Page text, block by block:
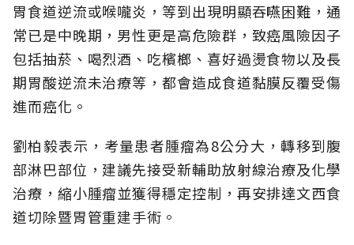
胃食道逆流或喉嚨炎，等到出現明顯吞嚥困難，通
常已是中晚期，男性更是高危險群，致癌風險因子
包括抽菸、喝烈酒、吃檳榔、喜好過燙食物以及長
期胃酸逆流未治療等，都會造成食道黏膜反覆受傷
進而癌化。
劉柏毅表示，考量患者腫瘤為8公分大，轉移到腹
部淋巴部位，建議先接受新輔助放射線治療及化學
治療，縮小腫瘤並獲得穩定控制，再安排達文西食
道切除暨胃管重建手術。